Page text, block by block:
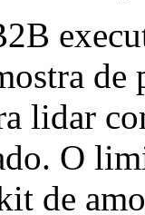
lidar
O
de